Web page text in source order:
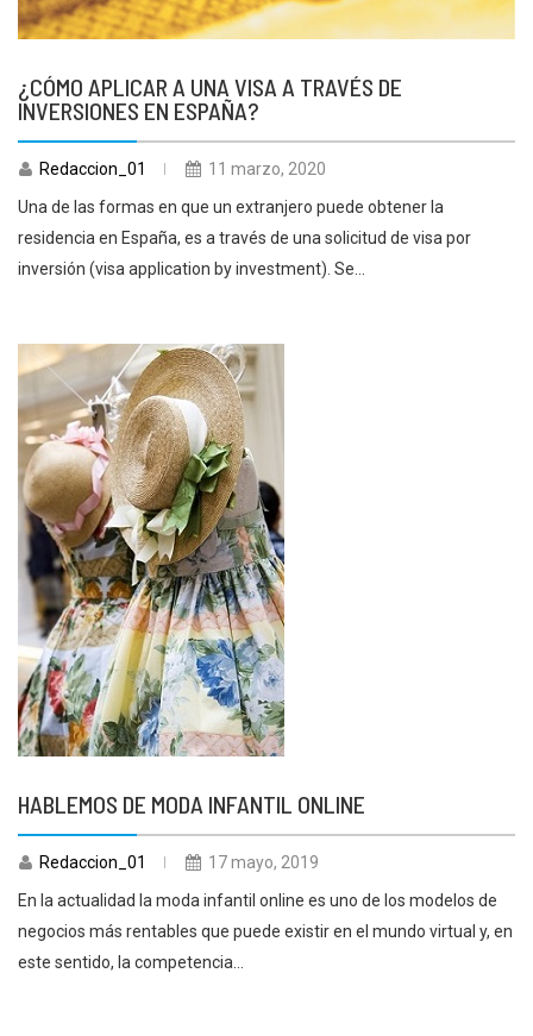
¿CÓMO APLICAR A UNA VISA A TRAVÉS DE
INVERSIONES EN ESPAÑA?
Redaccion_01
11 marzo, 2020
Una de las formas en que un extranjero puede obtener la
residencia en España, es a través de una solicitud de visa por
inversión (visa application by investment). Se...
HABLEMOS DE MODA INFANTIL ONLINE
Redaccion_01
17 mayo, 2019
En la actualidad la moda infantil online es uno de los modelos de
negocios más rentables que puede existir en el mundo virtual y, en
este sentido, la competencia...